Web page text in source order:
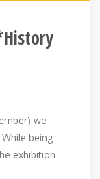
we
being
exhibition